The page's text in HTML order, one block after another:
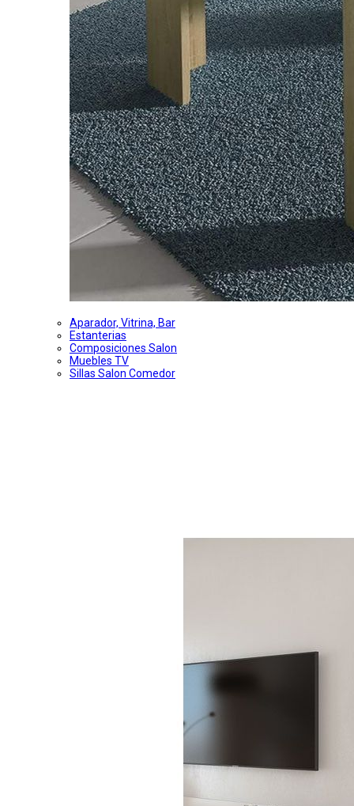
Aparador, Vitrina, Bar
Estanterias
Composiciones Salon
Muebles TV
Sillas Salon Comedor